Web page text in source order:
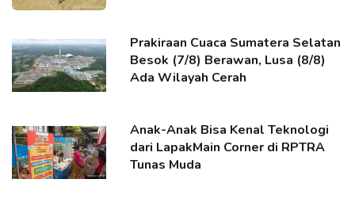
Prakiraan Cuaca Sumatera Selatan
Besok (7/8) Berawan, Lusa (8/8)
Ada Wilayah Cerah
Anak-Anak Bisa Kenal Teknologi
dari LapakMain Corner di RPTRA
Tunas Muda